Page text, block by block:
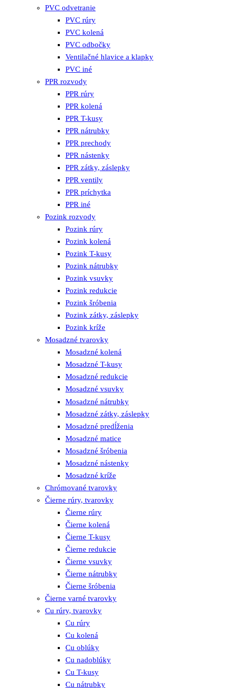
PVC odvetranie
PVC rúry
PVC kolená
PVC odbočky
Ventilačné hlavice a klapky
PVC iné
PPR rozvody
PPR rúry
PPR kolená
PPR T-kusy
PPR nátrubky
PPR prechody
PPR nástenky
PPR zátky, záslepky
PPR ventily
PPR príchytka
PPR iné
Pozink rozvody
Pozink rúry
Pozink kolená
Pozink T-kusy
Pozink nátrubky
Pozink vsuvky
Pozink redukcie
Pozink šróbenia
Pozink zátky, záslepky
Pozink kríže
Mosadzné tvarovky
Mosadzné kolená
Mosadzné T-kusy
Mosadzné redukcie
Mosadzné vsuvky
Mosadzné nátrubky
Mosadzné zátky, záslepky
Mosadzné predĺženia
Mosadzné matice
Mosadzné šróbenia
Mosadzné nástenky
Mosadzné kríže
Chrómované tvarovky
Čierne rúry, tvarovky
Čierne rúry
Čierne kolená
Čierne T-kusy
Čierne redukcie
Čierne vsuvky
Čierne nátrubky
Čierne šróbenia
Čierne varné tvarovky
Cu rúry, tvarovky
Cu rúry
Cu kolená
Cu oblúky
Cu nadoblúky
Cu T-kusy
Cu nátrubky